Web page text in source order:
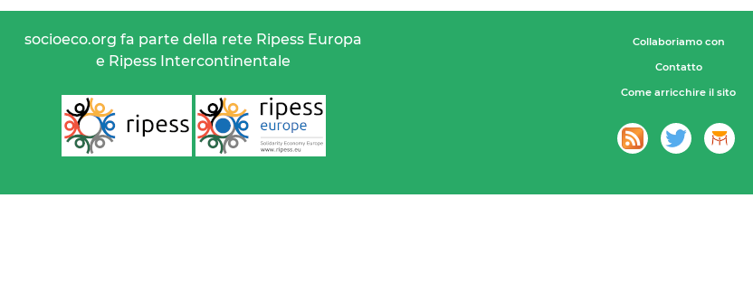
socioeco.org fa parte della rete Ripess Europa
e Ripess Intercontinentale
Collaboriamo con
Contatto
Come arricchire il sito